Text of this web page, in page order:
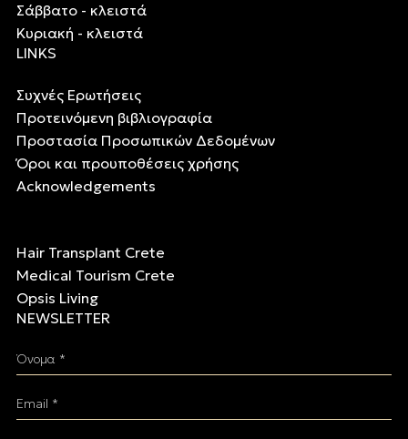
Σάββατο - κλειστά
Κυριακή - κλειστά
LINKS
Συχνές Ερωτήσεις
Προτεινόμενη βιβλιογραφία
Προστασία Προσωπικών Δεδομένων
Όροι και προυποθέσεις χρήσης
Acknowledgements
Hair Transplant Crete
Medical Tourism Crete
Opsis Living
NEWSLETTER
Όνομα *
Email *